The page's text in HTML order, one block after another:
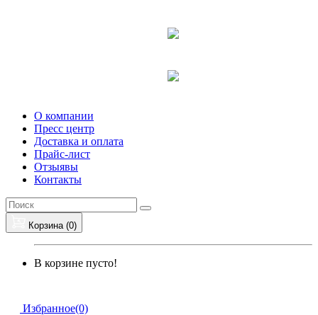
О компании
Пресс центр
Доставка и оплата
Прайс-лист
Отзыявы
Контакты
Корзина (0)
В корзине пусто!
Избранное(0)